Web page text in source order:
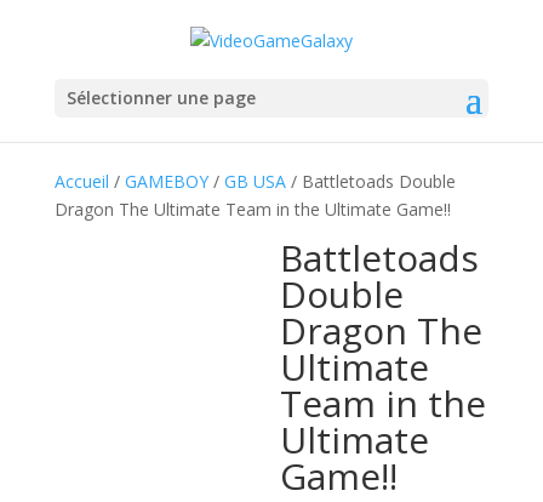
Sélectionner une page
Accueil / GAMEBOY/ GB USA/ Battletoads Double
Dragon The Ultimate Team in the Ultimate Game!!
Battletoads
Double
Dragon The
Ultimate
Team in the
Ultimate
Game!!